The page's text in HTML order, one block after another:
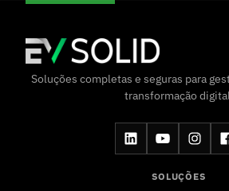
Soluções completas e seguras para
transformação
SOLUÇÕES